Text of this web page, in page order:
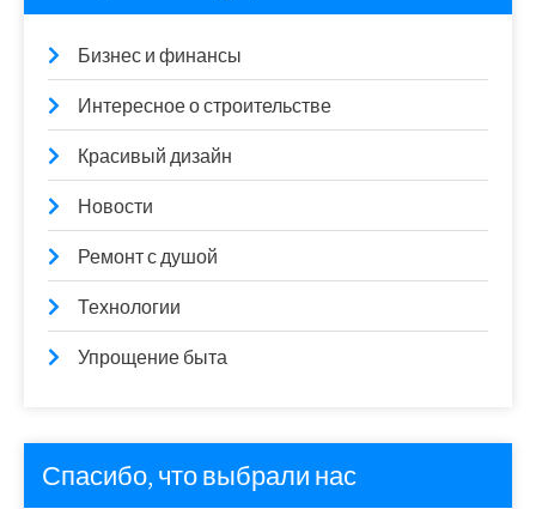
Бизнес и финансы
Интересное о строительстве
Красивый дизайн
Новости
Ремонт с душой
Технологии
Упрощение быта
Спасибо, что выбрали нас